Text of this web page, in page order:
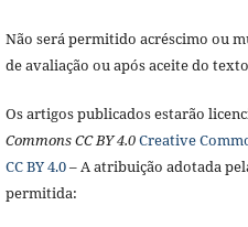
Não será permitido acréscimo ou
de avaliação ou após aceite do
Os artigos publicados estarão
Commons CC BY 4.0Creative
CC BY 4.0– A atribuição adotada
permitida: